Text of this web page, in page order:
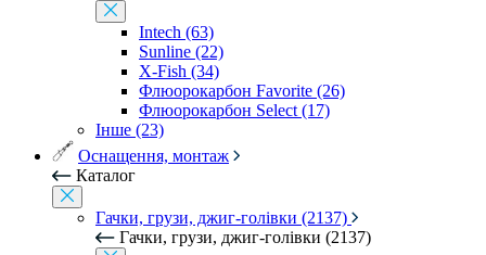
Intech (63)
Sunline (22)
X-Fish (34)
Флюорокарбон Favorite (26)
Флюорокарбон Select (17)
Інше (23)
Оснащення, монтаж
Каталог
Гачки, грузи, джиг-голівки (2137)
Гачки, грузи, джиг-голівки (2137)